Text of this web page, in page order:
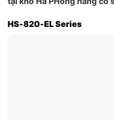
HS-820-EL Series